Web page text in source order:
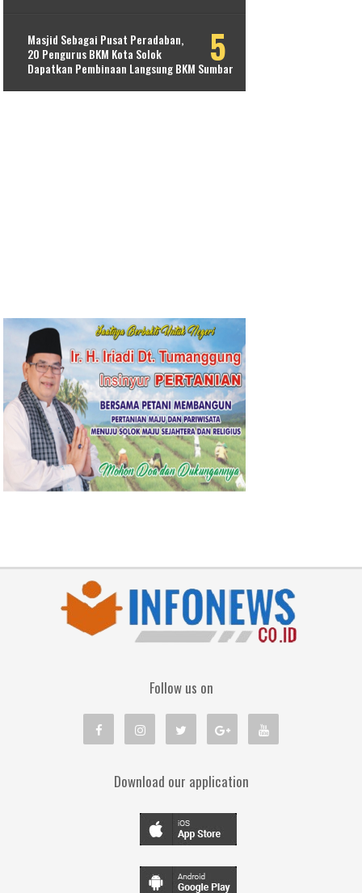
Masjid Sebagai Pusat Peradaban,
20 Pengurus BKM Kota Solok
Dapatkan Pembinaan Langsung BKM Sumbar
Follow us on
Download our application